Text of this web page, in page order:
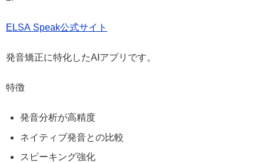
ELSA Speak公式サイト
発音矯正に特化したAIアプリです。
特徴
発音分析が高精度
ネイティブ発音との比較
スピーキング強化